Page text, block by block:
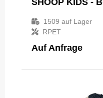
1509 auf Lager
RPET
Auf Anfrage